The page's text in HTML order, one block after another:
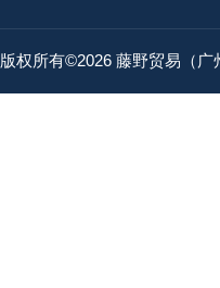
版权所有©2026 藤野贸易（